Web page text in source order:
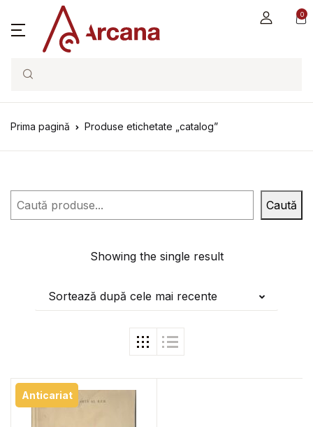
0
Search
Prima pagină Produse etichetate „catalog”
Caută Caută
Showing the single result
Sortează după cele mai recente
Anticariat